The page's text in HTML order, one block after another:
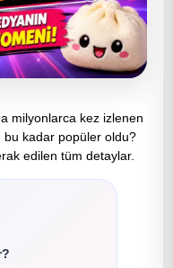
milyonlarca kez izlenen
bu kadar popüler oldu?
edilen tüm detaylar.